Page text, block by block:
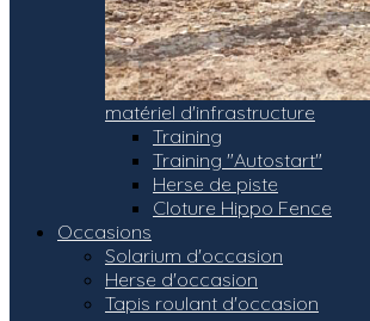
matériel d'infrastructure
Training
Training "Autostart"
Herse de piste
Cloture Hippo Fence
Occasions
Solarium d'occasion
Herse d'occasion
Tapis roulant d'occasion